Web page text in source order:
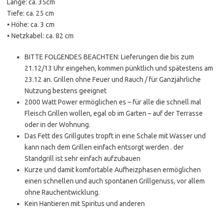
Länge: ca. 35cm
Tiefe: ca. 25 cm
• Höhe: ca. 3 cm
• Netzkabel: ca. 82 cm
BITTE FOLGENDES BEACHTEN: Lieferungen die bis zum
21.12/13 Uhr eingehen, kommen pünktlich und spätestens am
23.12 an. Grillen ohne Feuer und Rauch / für Ganzjährliche
Nutzung bestens geeignet
2000 Watt Power ermöglichen es – für alle die schnell mal
Fleisch Grillen wollen, egal ob im Garten – auf der Terrasse
oder in der Wohnung.
Das Fett des Grillgutes tropft in eine Schale mit Wasser und
kann nach dem Grillen einfach entsorgt werden . der
Standgrill ist sehr einfach aufzubauen
Kurze und damit komfortable Aufheizphasen ermöglichen
einen schnellen und auch spontanen Grillgenuss, vor allem
ohne Rauchentwicklung.
Kein Hantieren mit Spiritus und anderen